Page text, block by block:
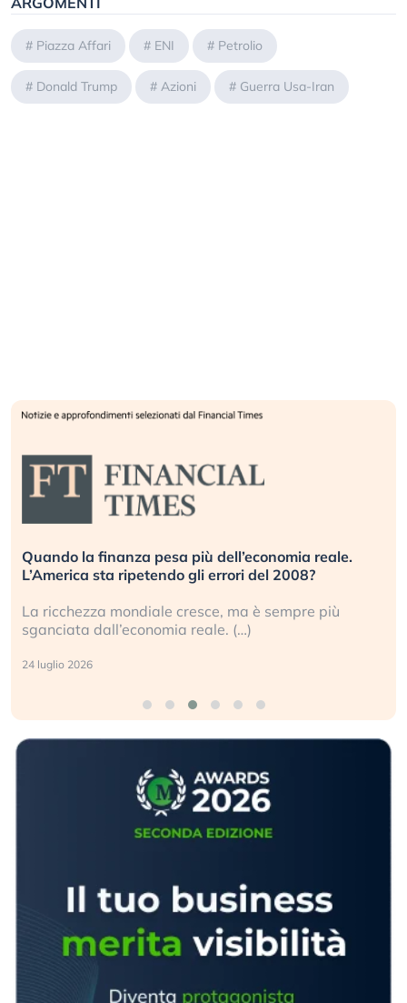
# Piazza Affari # ENI # Petrolio
# Donald Trump # Azioni # Guerra Usa-Iran
Quando la finanza pesa più dell’economia reale.
L’America sta ripetendo gli errori del 2008?
La ricchezza mondiale cresce, ma è sempre più
sganciata dall’economia reale. (…)
24 luglio 2026